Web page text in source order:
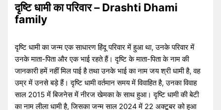
दृष्टि धामी का परिवार – Drashti Dhami
family
दृष्टि धामी का जन्म एक साधारण हिंदू परिवार में हुआ था, उनके परिवार में
उनके माता-पिता और एक भाई रहते हैं। दृष्टि के माता-पिता के नाम की
जानकारी हमें नहीं मिल पाई है तथा उनके भाई का नाम जय श्री धामी है, वह
उम्र में उनसे बड़े हैं। दृष्टि धामी वर्तमान समय में विवाहित है, उनका विवाह
साल 2015 में बिजनेस में नीरज खेमका के साथ हुआ। दृष्टि धामी की बेटी
का नाम लीला धामी है, जिसका जन्म साल 2024 में 22 अक्टूबर को हुआ